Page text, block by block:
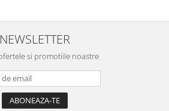
NEWSLETTER
si promotiile noastre